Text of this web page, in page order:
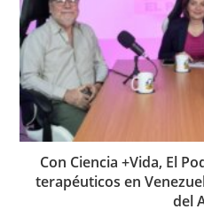
Con Ciencia +Vida, El
terapéuticos en
del